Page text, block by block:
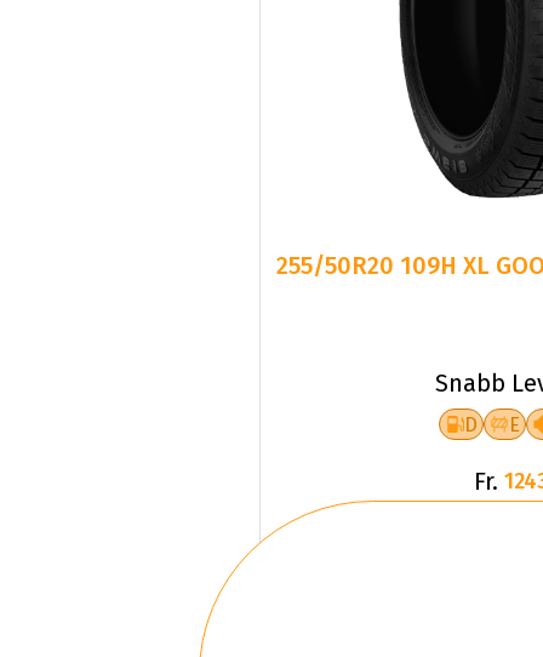
255/50R20 109H XL
Snabb
D E
Fr.